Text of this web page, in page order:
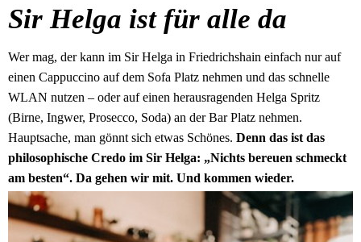
Sir Helga ist für alle da
Wer mag, der kann im Sir Helga in Friedrichshain einfach nur auf
einen Cappuccino auf dem Sofa Platz nehmen und das schnelle
WLAN nutzen – oder auf einen herausragenden Helga Spritz
(Birne, Ingwer, Prosecco, Soda) an der Bar Platz nehmen.
Hauptsache, man gönnt sich etwas Schönes. Denn das ist das
philosophische Credo im Sir Helga: „Nichts bereuen schmeckt
am besten“. Da gehen wir mit. Und kommen wieder.